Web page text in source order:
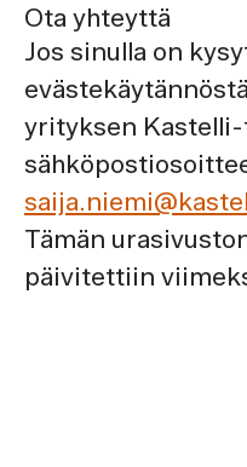
Ota yhteyttä
Jos sinulla on
yrityksen
Tämän
päivitettiin